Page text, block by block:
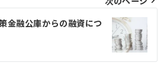
融公庫からの融資につ